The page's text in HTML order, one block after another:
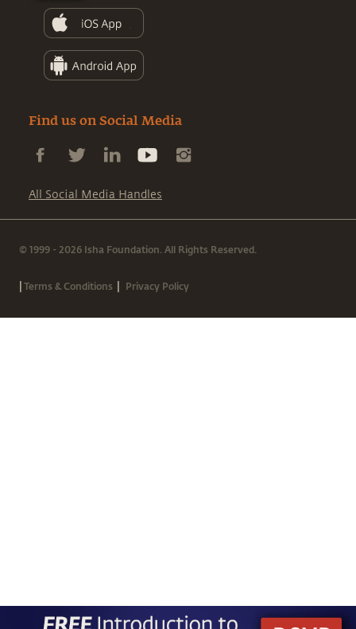
Find us on Social Media
All Social Media Handles
© 1999 - 2026 Isha Foundation. All Rights Reserved.
|Terms & Conditions | Privacy Policy